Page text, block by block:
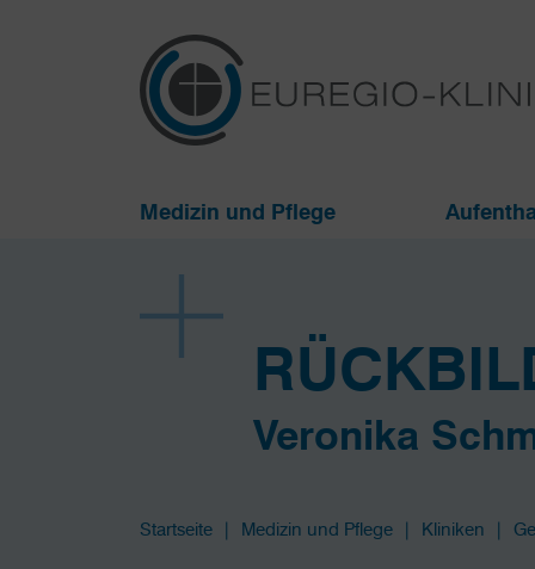
Medizin und Pflege
Veronika
Startseite Medizin und Pflege Kliniken